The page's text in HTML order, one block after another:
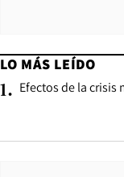
LO MÁS LEÍDO
1. Efectos de la crisis